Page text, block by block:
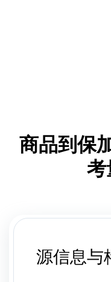
商品到保
考
源信息与